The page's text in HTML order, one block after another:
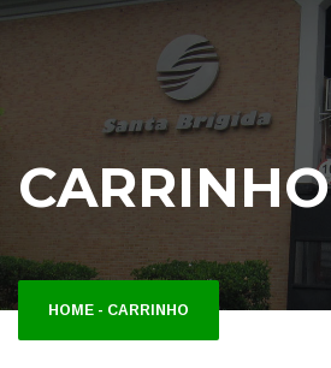
CARRINHO
HOME - CARRINHO